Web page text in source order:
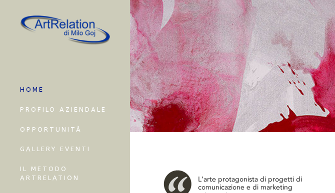
HOME
PROFILO AZIENDALE
OPPORTUNITÀ
GALLERY EVENTI
IL METODO
ARTRELATION